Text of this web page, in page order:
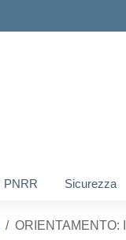
PNRR Sicurezza
ORIENTAMENTO: